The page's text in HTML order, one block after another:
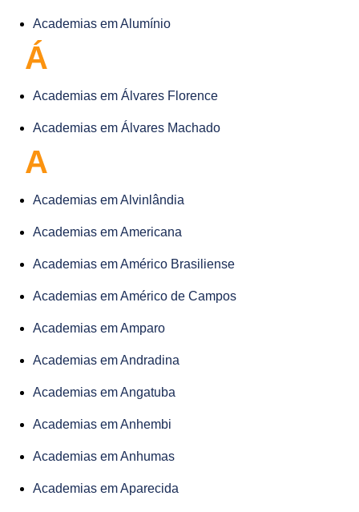
Academias em Alumínio
Á
Academias em Álvares Florence
Academias em Álvares Machado
A
Academias em Alvinlândia
Academias em Americana
Academias em Américo Brasiliense
Academias em Américo de Campos
Academias em Amparo
Academias em Andradina
Academias em Angatuba
Academias em Anhembi
Academias em Anhumas
Academias em Aparecida